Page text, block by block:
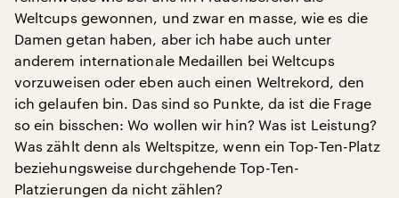
Weltcups gewonnen, und zwar en masse, wie es die
Damen getan haben, aber ich habe auch unter
anderem internationale Medaillen bei Weltcups
vorzuweisen oder eben auch einen Weltrekord, den
ich gelaufen bin. Das sind so Punkte, da ist die Frage
so ein bisschen: Wo wollen wir hin? Was ist Leistung?
Was zählt denn als Weltspitze, wenn ein Top-Ten-Platz
beziehungsweise durchgehende Top-Ten-
Platzierungen da nicht zählen?